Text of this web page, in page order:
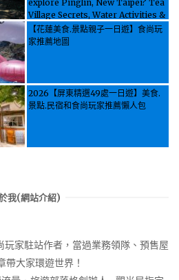
explore Pinglin, New Taipei? Tea
Village Secrets, Water Activities &
Food, Let the guide take you
through it all!
【花蓮美食.景點親子一日遊】食尚玩
家推薦地圖
2026【屏東精選49處一日遊】美食.
景點.民宿和食尚玩家推薦懶人包
我(網站介紹)
家駐站作者，當過業務領隊、預售屋
大家環遊世界！